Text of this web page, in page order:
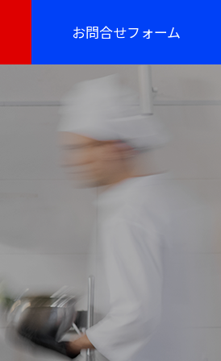
お問合せフォーム